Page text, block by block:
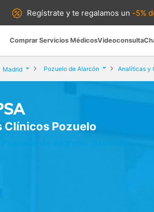
Regístrate yte regalamos un -5%
Comprar Servicios MédicosVideoconsulta
Madrid Pozuelo de Alarcón Analíticas y
Clínicos Pozuelo